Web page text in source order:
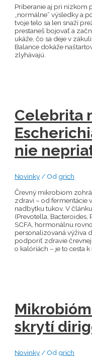
Priberanie aj pri nízkom
„normálne“ výsledky a
tvoje telo sa len snaží
prestaneš bojovať a
ukáže, čo sa deje v
Balance dokáže
zlyhávajú.
Celebrita
nie
Novinky / Od grich
Črevný mikrobiom
zdraví – od fermentácie
nadbytku tukov. V
(Prevotella,
SCFA, hormonálnu
personalizovaná výživa
podporiť zdravie črevnej
o kalóriách – je to cesta
skrytí
Novinky/ Od grich